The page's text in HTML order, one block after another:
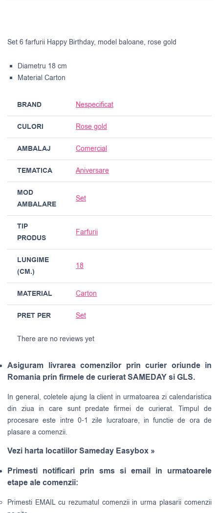
Set 6 farfurii Happy Birthday, model baloane, rose gold
Diametru 18 cm
Material Carton
BRAND Nespecificat
CULORI Rose gold
AMBALAJ Comercial
TEMATICA Aniversare
MOD
AMBALARE
Set
TIP
PRODUS
Farfurii
LUNGIME
(CM.)
18
MATERIAL Carton
PRET PER Set
There are no reviews yet
Asiguram livrarea comenzilor prin curier oriunde in
Romania prin firmele de curierat SAMEDAY si GLS.
In general, coletele ajung la client in urmatoarea zi calendaristica
din ziua in care sunt predate firmei de curierat. Timpul de
procesare este intre 0-1 zile lucratoare, in functie de ora de
plasare a comenzii.
Vezi harta locatiilor Sameday Easybox »
Primesti notificari prin sms si email in urmatoarele
etape ale comenzii:
Primesti EMAIL cu rezumatul comenzii in urma plasarii comenzii